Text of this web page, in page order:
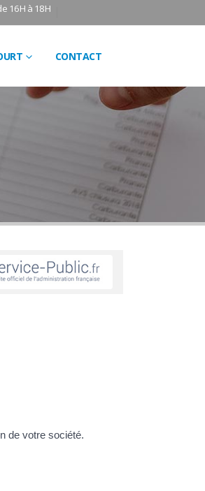
16H à 18H
CONTACT
de votre société.